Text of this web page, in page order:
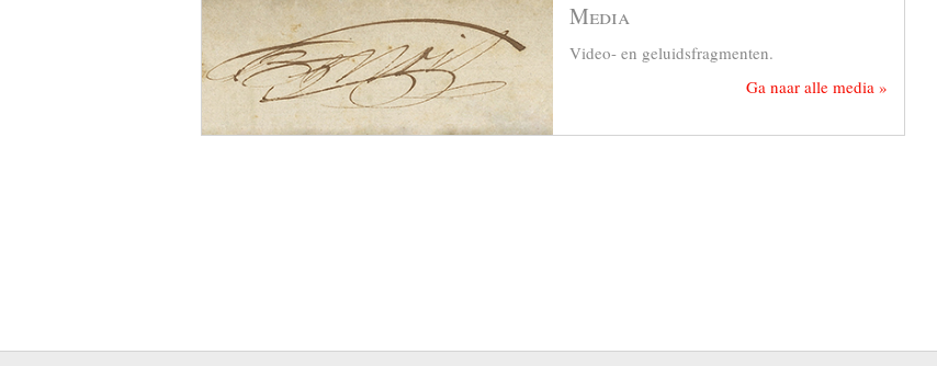
Media
Video- en geluidsfragmenten.
Ga naar alle media »